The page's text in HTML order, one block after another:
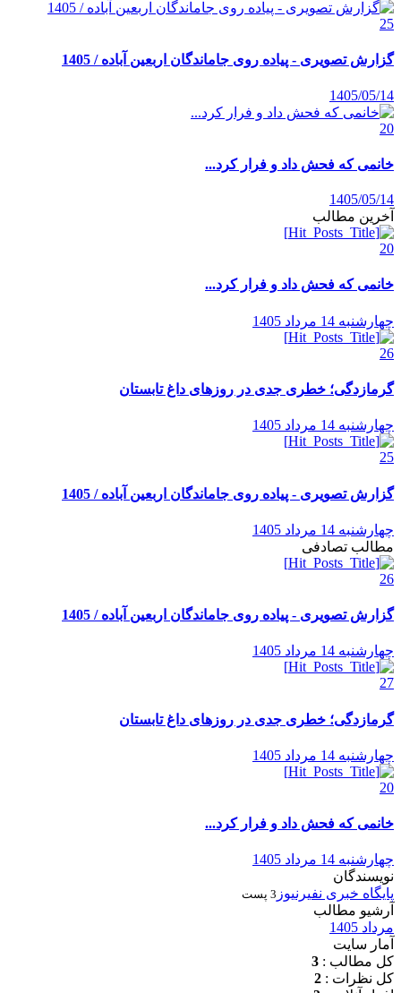
25
گزارش تصویری - پیاده روی جاماندگان اربعین آباده / 1405
1405/05/14
20
خانمی که فحش داد و فرار کرد...
1405/05/14
آخرین مطالب
20
خانمی که فحش داد و فرار کرد...
چهارشنبه 14 مرداد 1405
26
گرمازدگی؛ خطری جدی در روزهای داغ تابستان
چهارشنبه 14 مرداد 1405
25
گزارش تصویری - پیاده روی جاماندگان اربعین آباده / 1405
چهارشنبه 14 مرداد 1405
مطالب تصادفی
26
گزارش تصویری - پیاده روی جاماندگان اربعین آباده / 1405
چهارشنبه 14 مرداد 1405
27
گرمازدگی؛ خطری جدی در روزهای داغ تابستان
چهارشنبه 14 مرداد 1405
20
خانمی که فحش داد و فرار کرد...
چهارشنبه 14 مرداد 1405
نویسندگان
پایگاه خبری نفیرنیوز 3 پست
آرشیو مطالب
مرداد 1405
آمار سایت
کل مطالب : 3
کل نظرات : 2